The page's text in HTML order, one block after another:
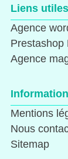
Liens utiles
Agence
Prestashop
Agence
Mentions
Nous
Sitemap